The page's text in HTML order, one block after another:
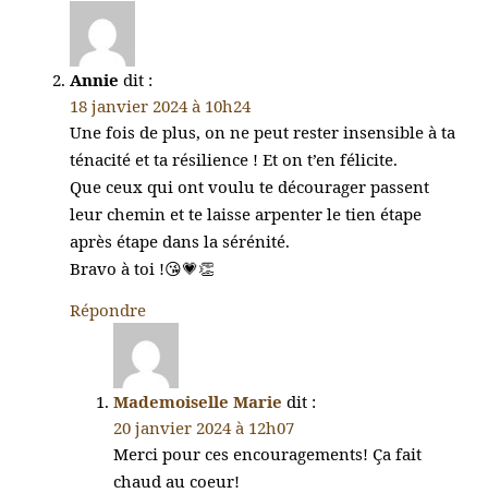
Annie dit :
18 janvier 2024 à 10h24
Une fois de plus, on ne peut rester insensible à ta
ténacité et ta résilience ! Et on t’en félicite.
Que ceux qui ont voulu te décourager passent
leur chemin et te laisse arpenter le tien étape
après étape dans la sérénité.
Bravo à toi !😘💗👏
Répondre
Mademoiselle Marie dit :
20 janvier 2024 à 12h07
Merci pour ces encouragements! Ça fait
chaud au coeur!